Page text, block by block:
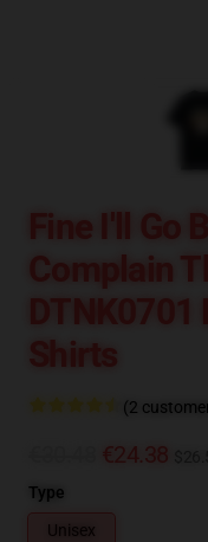
Fine I'll Go
Complain
Shirts
(2
€24.38
Type
Unisex